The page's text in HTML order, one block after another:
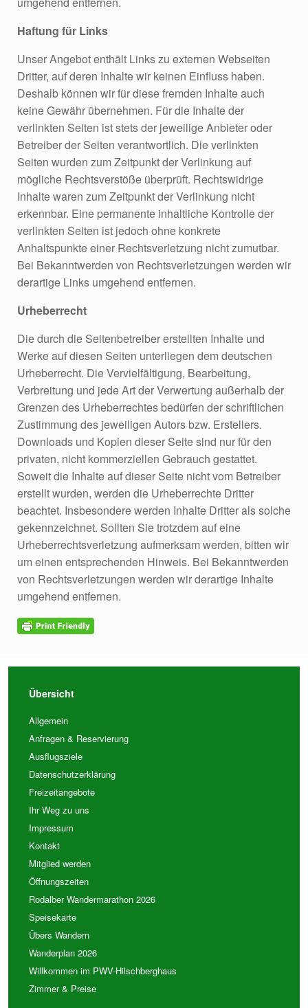
Haftung für Links
Unser Angebot enthält Links zu externen Webseiten
Dritter, auf deren Inhalte wir keinen Einfluss haben.
Deshalb können wir für diese fremden Inhalte auch
keine Gewähr übernehmen. Für die Inhalte der
verlinkten Seiten ist stets der jeweilige Anbieter oder
Betreiber der Seiten verantwortlich. Die verlinkten
Seiten wurden zum Zeitpunkt der Verlinkung auf
mögliche Rechtsverstöße überprüft. Rechtswidrige
Inhalte waren zum Zeitpunkt der Verlinkung nicht
erkennbar. Eine permanente inhaltliche Kontrolle der
verlinkten Seiten ist jedoch ohne konkrete
Anhaltspunkte einer Rechtsverletzung nicht zumutbar.
Bei Bekanntwerden von Rechtsverletzungen werden wir
derartige Links umgehend entfernen.
Urheberrecht
Die durch die Seitenbetreiber erstellten Inhalte und
Werke auf diesen Seiten unterliegen dem deutschen
Urheberrecht. Die Vervielfältigung, Bearbeitung,
Verbreitung und jede Art der Verwertung außerhalb der
Grenzen des Urheberrechtes bedürfen der schriftlichen
Zustimmung des jeweiligen Autors bzw. Erstellers.
Downloads und Kopien dieser Seite sind nur für den
privaten, nicht kommerziellen Gebrauch gestattet.
Soweit die Inhalte auf dieser Seite nicht vom Betreiber
erstellt wurden, werden die Urheberrechte Dritter
beachtet. Insbesondere werden Inhalte Dritter als solche
gekennzeichnet. Sollten Sie trotzdem auf eine
Urheberrechtsverletzung aufmerksam werden, bitten wir
um einen entsprechenden Hinweis. Bei Bekanntwerden
von Rechtsverletzungen werden wir derartige Inhalte
umgehend entfernen.
Übersicht
Allgemein
Anfragen & Reservierung
Ausflugsziele
Datenschutzerklärung
Freizeitangebote
Ihr Weg zu uns
Impressum
Kontakt
Mitglied werden
Öffnungszeiten
Rodalber Wandermarathon 2026
Speisekarte
Übers Wandern
Wanderplan 2026
Willkommen im PWV-Hilschberghaus
Zimmer & Preise